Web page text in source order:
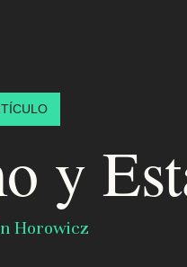
y
Horowicz